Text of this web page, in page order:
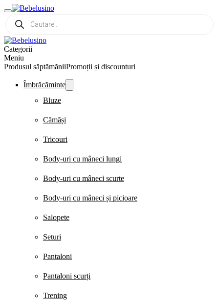
search
Categorii
Meniu
Produsul săptămăniiPromoții și discounturi
Îmbrăcăminte
Bluze
Cămăși
Tricouri
Body-uri cu mâneci lungi
Body-uri cu mâneci scurte
Body-uri cu mâneci și picioare
Salopete
Seturi
Pantaloni
Pantaloni scurți
Trening